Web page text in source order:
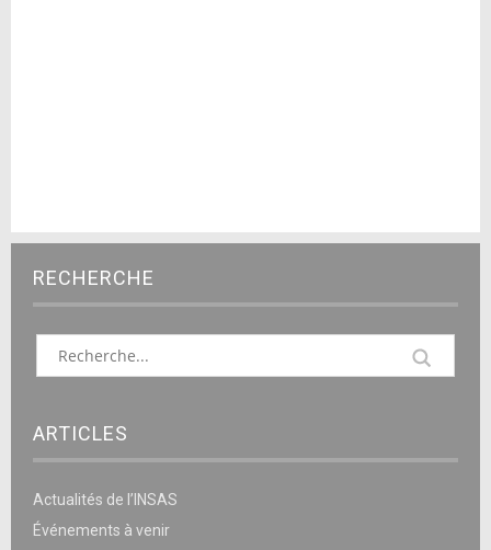
RECHERCHE
ARTICLES
Actualités de l’INSAS
Événements à venir